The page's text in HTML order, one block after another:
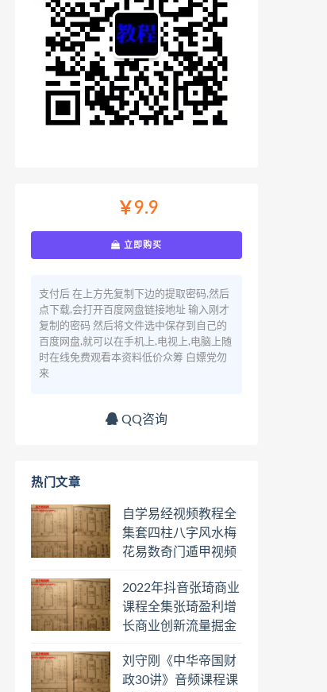
￥9.9
立即购买
支付后 在上方先复制下边的提取密码,然后
点下载,会打开百度网盘链接地址 输入刚才
复制的密码 然后将文件选中保存到自己的
百度网盘,就可以在手机上,电视上,电脑上随
时在线免费观看本资料低价众筹 白嫖党勿
来
QQ咨询
热门文章
自学易经视频教程全
集套四柱八字风水梅
花易数奇门遁甲视频
日罗盘教程百度云网
盘会员
2022年抖音张琦商业
课程全集张琦盈利增
长商业创新流量掘金
盘下载学习
刘守刚《中华帝国财
政30讲》音频课程课